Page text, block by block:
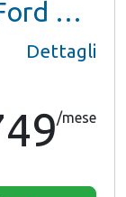
EcoSport
Dettagli
/mese